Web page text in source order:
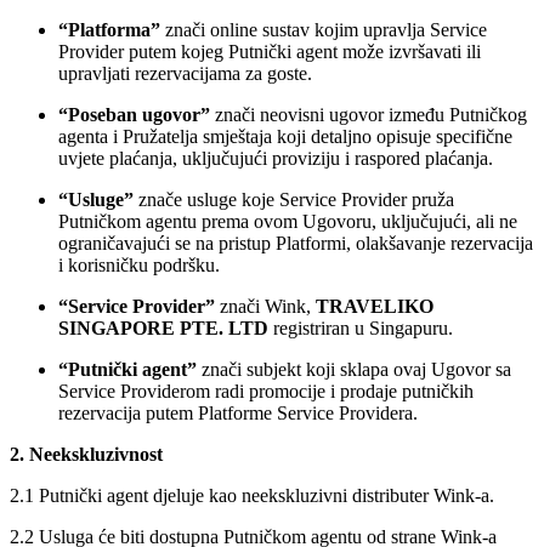
“Platforma” znači online sustav kojim upravlja Service
Provider putem kojeg Putnički agent može izvršavati ili
upravljati rezervacijama za goste.
“Poseban ugovor” znači neovisni ugovor između Putničkog
agenta i Pružatelja smještaja koji detaljno opisuje specifične
uvjete plaćanja, uključujući proviziju i raspored plaćanja.
“Usluge” znače usluge koje Service Provider pruža
Putničkom agentu prema ovom Ugovoru, uključujući, ali ne
ograničavajući se na pristup Platformi, olakšavanje rezervacija
i korisničku podršku.
“Service Provider” znači Wink, TRAVELIKO
SINGAPORE PTE. LTD registriran u Singapuru.
“Putnički agent” znači subjekt koji sklapa ovaj Ugovor sa
Service Providerom radi promocije i prodaje putničkih
rezervacija putem Platforme Service Providera.
2. Neekskluzivnost
2.1 Putnički agent djeluje kao neekskluzivni distributer Wink-a.
2.2 Usluga će biti dostupna Putničkom agentu od strane Wink-a